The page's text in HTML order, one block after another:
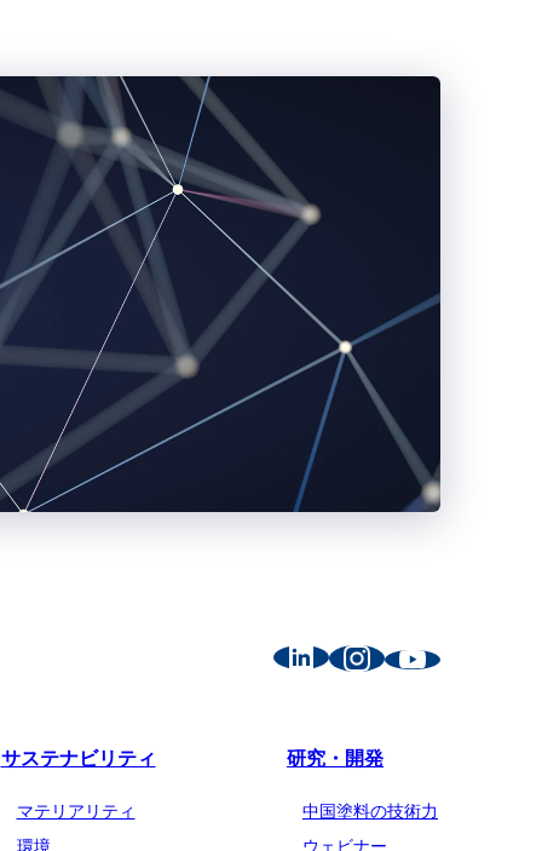
サステナビリティ
マテリアリティ
環境
研究・開発
中国塗料の技術力
ウェビナー